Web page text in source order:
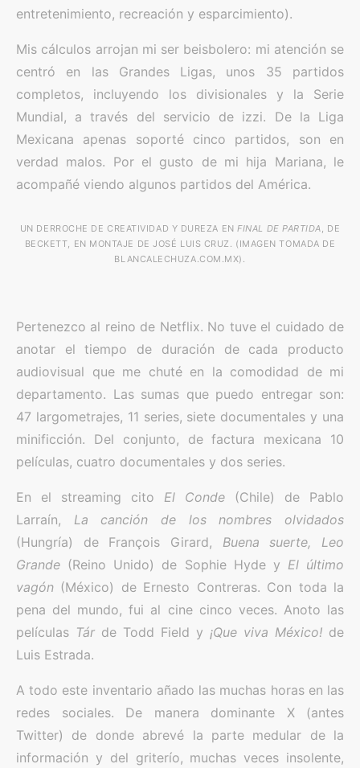
entretenimiento, recreación y esparcimiento).
Mis cálculos arrojan mi ser beisbolero: mi atención se
centró en las Grandes Ligas, unos 35 partidos
completos, incluyendo los divisionales y la Serie
Mundial, a través del servicio de izzi. De la Liga
Mexicana apenas soporté cinco partidos, son en
verdad malos. Por el gusto de mi hija Mariana, le
acompañé viendo algunos partidos del América.
UN DERROCHE DE CREATIVIDAD Y DUREZA ENFINAL DE PARTIDA, DE
BECKETT, EN MONTAJE DE JOSÉ LUIS CRUZ. (IMAGEN TOMADA DE
BLANCALECHUZA.COM.MX).
Pertenezco al reino de Netflix. No tuve el cuidado de
anotar el tiempo de duración de cada producto
audiovisual que me chuté en la comodidad de mi
departamento. Las sumas que puedo entregar son:
47 largometrajes, 11 series, siete documentales y una
minificción. Del conjunto, de factura mexicana 10
películas, cuatro documentales y dos series.
En el streaming cito El Conde (Chile) de Pablo
Larraín, La canción de los nombres olvidados
(Hungría) de François Girard, Buena suerte, Leo
Grande (Reino Unido) de Sophie Hyde y El último
vagón (México) de Ernesto Contreras. Con toda la
pena del mundo, fui al cine cinco veces. Anoto las
películas Tár de Todd Field y ¡Que viva México! de
Luis Estrada.
A todo este inventario añado las muchas horas en las
redes sociales. De manera dominante X (antes
Twitter) de donde abrevé la parte medular de la
información y del griterío, muchas veces insolente,